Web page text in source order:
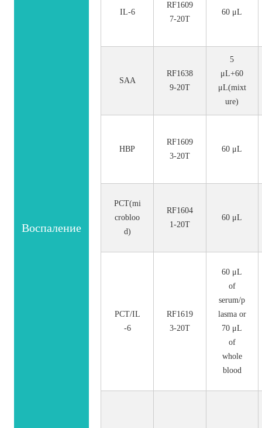
Воспаление
IL-6
RF1609
7-20T
60 μL
SAA
RF1638
9-20T
5
μL+60
μL(mixt
ure)
HBP
RF1609
3-20T
60 μL
PCT(mi
crobloo
d)
RF1604
1-20T
60 μL
PCT/IL
-6
RF1619
3-20T
60 μL
of
serum/p
lasma or
70 μL
of
whole
blood